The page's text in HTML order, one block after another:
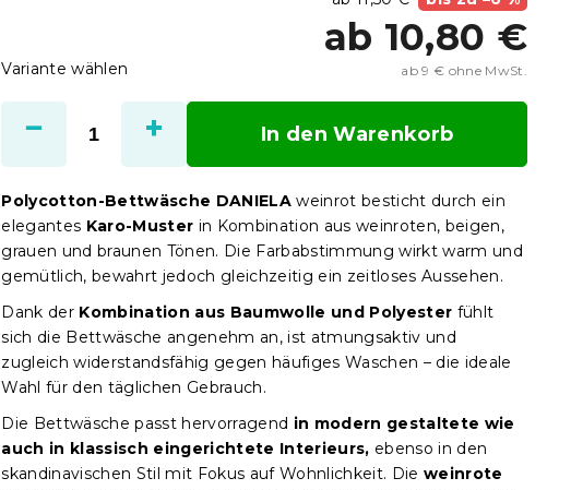
ab 10,80 €
ab9 € ohne MwSt.
Variante wählen
In den Warenkorb
Polycotton-Bettwäsche DANIELA weinrot besticht durch ein
elegantes Karo-Muster in Kombination aus weinroten, beigen,
grauen und braunen Tönen. Die Farbabstimmung wirkt warm und
gemütlich, bewahrt jedoch gleichzeitig ein zeitloses Aussehen.
Dank der Kombination aus Baumwolle und Polyester fühlt
sich die Bettwäsche angenehm an, ist atmungsaktiv und
zugleich widerstandsfähig gegen häufiges Waschen – die ideale
Wahl für den täglichen Gebrauch.
Die Bettwäsche passt hervorragend in modern gestaltete wie
auch in klassisch eingerichtete Interieurs, ebenso in den
skandinavischen Stil mit Fokus auf Wohnlichkeit. Dieweinrote